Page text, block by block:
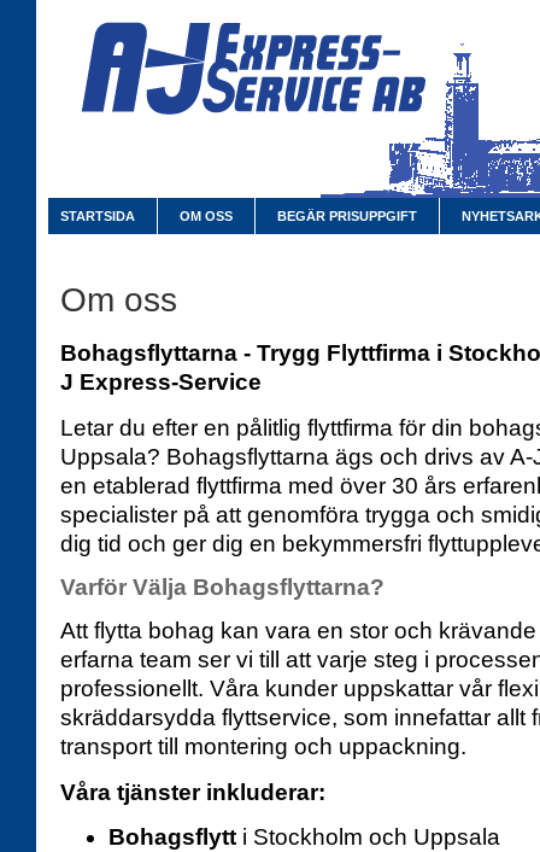
STARTSIDA OM OSS BEGÄR PRISUPPGIFT
Om oss
Bohagsflyttarna - Trygg Flyttfirma i
J Express-Service
Letar du efter en pålitlig flyttfirma för din
Uppsala? Bohagsflyttarna ägs och drivs av
en etablerad flyttfirma med över 30 års
specialister på att genomföra trygga och
dig tid och ger dig en bekymmersfri
Varför Välja Bohagsflyttarna?
Att flytta bohag kan vara en stor och
erfarna team ser vi till att varje steg i
professionellt. Våra kunder uppskattar vår
skräddarsydda flyttservice, som innefattar allt
transport till montering och uppackning.
Våra tjänster inkluderar:
Bohagsflytt i Stockholm och Uppsala